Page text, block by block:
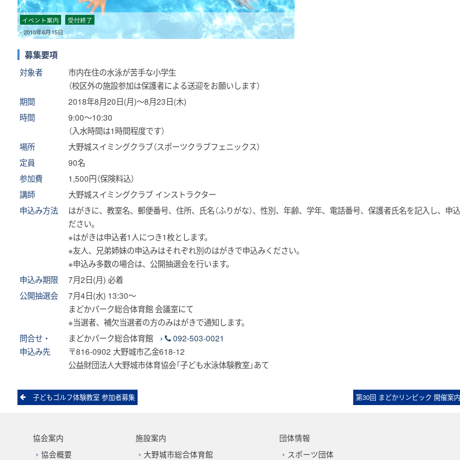
イベント案内
受付終了
-2018年6月15日
募集要項
対象者
市内在住の水泳が苦手な小学生
（校区外の施設参加は保護者による送迎をお願いします）
期間
2018年8月20日(月)～8月23日(木)
時間
9:00～10:30
（入水時間は1時間程度です）
場所
大野城スイミングクラブ（スポーツクラブフェニックス）
定員
90名
参加費
1,500円（保険料込）
講師
大野城スイミングクラブ インストラクター
申込み方法
はがきに、教室名、郵便番号、住所、氏名（ふりがな）、性別、年齢、学年、電話番号、保護者氏名を記入し、申
ださい。
※はがきは申込者1人につき1枚とします。
※友人、兄弟姉妹の申込みはそれぞれ別のはがきで申込みください。
※申込み多数の場合は、公開抽選会を行います。
申込み期限
7月2日(月) 必着
公開抽選会
7月4日(水) 13:30～
まどかパーク総合体育館 会議室にて
※当選者、補欠当選者の方のみはがきで通知します。
問合せ・
申込み先
まどかパーク総合体育館
092-503-0021
〒816-0902 大野城市乙金618-12
公益財団法人大野城市体育協会「子ども水泳体験教室」あて
Post
navigation
子どもゴルフ体験教室 参加者募集 第30回 まどかリンピック 開催案
協会案内
協会概要
施設案内
大野城市総合体育館
団体情報
スポーツ団体